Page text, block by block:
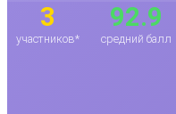
3
участников*
92.9
средний балл